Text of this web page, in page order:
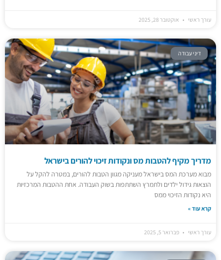
עורך ראשי אוקטובר 28, 2025
דיני עבודה
מדריך מקיף להטבות מס ונקודות זיכוי להורים בישראל
מבוא מערכת המס בישראל מעניקה מגוון הטבות להורים, במטרה להקל על
הוצאות גידול ילדים ולתמרץ השתתפות בשוק העבודה. אחת ההטבות המרכזיות
היא נקודות הזיכוי ממס
קרא עוד »
עורך ראשי פברואר 5, 2025